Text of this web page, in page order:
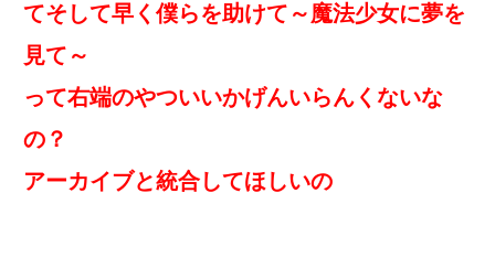
てそして早く僕らを助けて～魔法少女に夢を
見て～
って右端のやついいかげんいらんくないな
の？
アーカイブと統合してほしいの